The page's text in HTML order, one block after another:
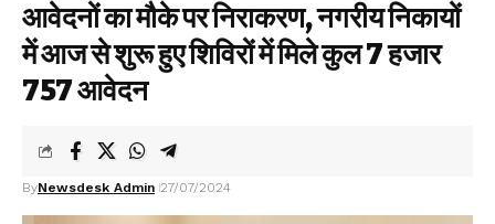
आवेदनों का मौके पर निराकरण, नगरीय निकायों
में आज से शुरू हुए शिविरों में मिले कुल 7 हजार
757 आवेदन
ByNewsdesk Admin 27/07/2024